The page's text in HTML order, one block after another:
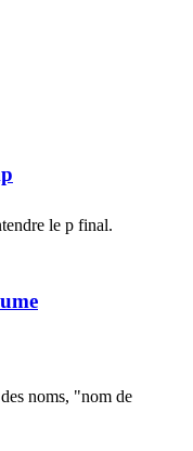
le p final.
noms, "nom de